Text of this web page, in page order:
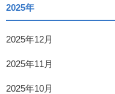
2025年
2025年12月
2025年11月
2025年10月